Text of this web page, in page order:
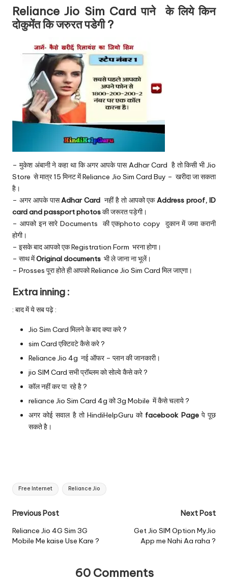
Reliance Jio Sim Card पाने के लिये किन
दोकुमेंत कि जरुरत पडेगी ?
– मुकेश अंबानी ने कहा था कि अगर आपके पास Adhar Card है तो किसी भी Jio
Store से मात्र 15 मिनट में Reliance Jio Sim Card Buy – खरीदा जा सकता
है।
– अगर आपके पासAdhar Card नहीं है तो आपको एक Address proof, ID
card and passport photosकी जरूरत पड़ेगी।
– आपको इन सारे Documents की एकphoto copy दुकान में जमा करानी
होगी।
– इसके बाद आपको एक Registration Form भरना होगा।
– साथ मेंOriginal documents भी ले जाना ना भूलें।
– Prosses पूरा होते ही आपको Reliance Jio Sim Card मिल जाएगा।
Extra inning :
: बाद में ये सब पढ़े :
Jio Sim Card मिलने के बाद क्या करे ?
sim Card एक्टिवटे कैसे करे ?
Reliance Jio 4g नई ऑफर – प्लान की जानकारी।
jio SIM Card सभी प्रॉब्लम को सोल्वे कैसे करे ?
कॉल नहीं कर पा रहे है ?
reliance Jio Sim Card 4g को 3g Mobile में कैसे चलाये ?
अगर कोई सवाल है तो HindiHelpGuru को facebook Pageपे पूछ
सकते है।
Tags:
Free Internet Reliance Jio
Post
navigation
Previous Post
Reliance Jio 4G Sim 3G
Mobile Me kaise Use Kare ?
Next Post
Get Jio SIM Option MyJio
App me Nahi Aa raha ?
60 Comments